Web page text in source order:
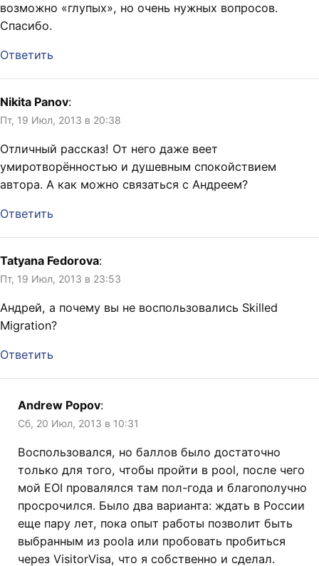
возможно «глупых», но очень нужных вопросов.
Спасибо.
Ответить
Nikita Panov:
Пт, 19 Июл, 2013 в 20:38
Отличный рассказ! От него даже веет
умиротворённостью и душевным спокойствием
автора. А как можно связаться с Андреем?
Ответить
Tatyana Fedorova:
Пт, 19 Июл, 2013 в 23:53
Андрей, а почему вы не воспользовались Skilled
Migration?
Ответить
Andrew Popov:
Сб, 20 Июл, 2013 в 10:31
Воспользовался, но баллов было достаточно
только для того, чтобы пройти в pool, после чего
мой EOI провалялся там пол-года и благополучно
просрочился. Было два варианта: ждать в России
еще пару лет, пока опыт работы позволит быть
выбранным из poolа или пробовать пробиться
через VisitorVisa, что я собственно и сделал.